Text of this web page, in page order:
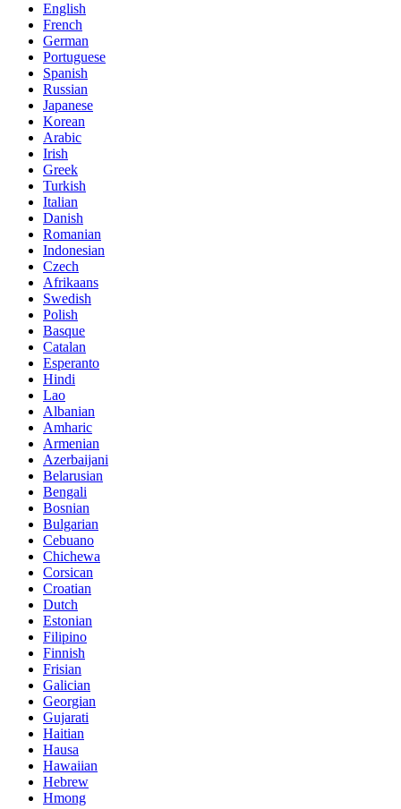
English
French
German
Portuguese
Spanish
Russian
Japanese
Korean
Arabic
Irish
Greek
Turkish
Italian
Danish
Romanian
Indonesian
Czech
Afrikaans
Swedish
Polish
Basque
Catalan
Esperanto
Hindi
Lao
Albanian
Amharic
Armenian
Azerbaijani
Belarusian
Bengali
Bosnian
Bulgarian
Cebuano
Chichewa
Corsican
Croatian
Dutch
Estonian
Filipino
Finnish
Frisian
Galician
Georgian
Gujarati
Haitian
Hausa
Hawaiian
Hebrew
Hmong